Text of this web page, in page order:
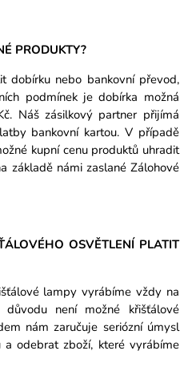
PRODUKTY?
dobírku nebo bankovní převod,
podmínek je dobírka možná
Náš zásilkový partner přijímá
bankovní kartou. V případě
kupní cenu produktů uhradit
základě námi zaslané Zálohové
OSVĚTLENÍ PLATIT
lampy vyrábíme vždy na
důvodu není možné křišťálové
nám zaručuje seriózní úmysl
a odebrat zboží, které vyrábíme